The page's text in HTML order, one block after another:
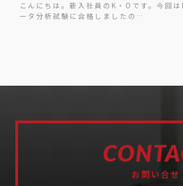
こんにちは。新入社員のK・Oです。今回
ータ分析試験に合格しましたの…
お問い合せ